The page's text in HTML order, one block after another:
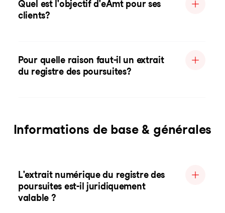
Quel est l'objectif d'eAmt pour ses
clients?
Pour quelle raison faut-il un extrait
du registre des poursuites?
Informations de base & générales
L'extrait numérique du registre des
poursuites est-il juridiquement
valable ?